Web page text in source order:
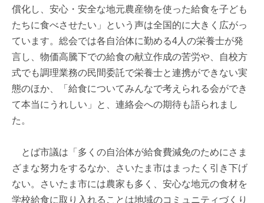
償化し、安心・安全な地元農産物を使った給食を子ども
たちに食べさせたい」という声は全国的に大きく広がっ
ています。総会では各自治体に勤める4人の栄養士が発
言し、物価高騰下での給食の献立作成の苦労や、自校方
式でも調理業務の民間委託で栄養士と連携ができない実
態のほか、「給食についてみんなで考えられる会ができ
て本当にうれしい」と、連絡会への期待も語られまし
た。
とば市議は「多くの自治体が給食費減免のためにさま
ざまな努力をするなか、さいたま市はまったく引き下げ
ない。さいたま市には農家も多く、安心な地元の食材を
学校給食に取り入れることは地域のコミュニティづくり